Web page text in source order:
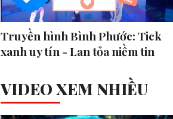
Truyền hình Bình Phước: Tick
xanh uy tín - Lan tỏa niềm tin
VIDEO XEM NHIỀU